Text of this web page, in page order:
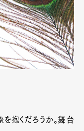
を抱くだろうか。舞台